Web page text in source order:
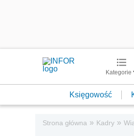
Kategorie
Księgowość
Strona główna » Kadry »